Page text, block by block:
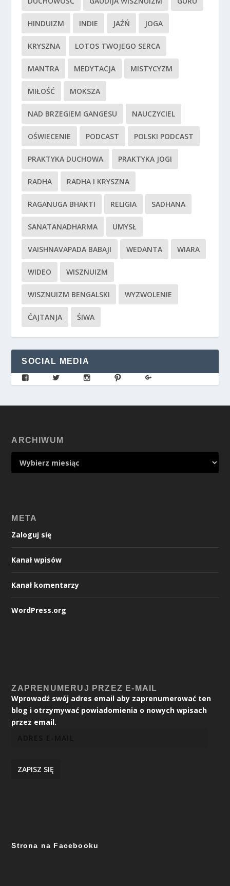
HINDUIZM INDIE JAŹŃ JOGA
KRYSZNA LOTOS TWOJEGO SERCA
MANTRA MEDYTACJA MISTYCYZM
MIŁOŚĆ MOKSZA
NAD BRZEGIEM GANGESU NAUCZYCIEL
OŚWIECENIE PODCAST POLSKI PODCAST
PRAKTYKA DUCHOWA PRAKTYKA JOGI
RADHA RADHA I KRYSZNA
RAGANUGA BHAKTI RELIGIA SADHANA
SANATANADHARMA UMYSŁ
VAISHNAVAPADA BABAJI WEDANTA WIARA
WIDEO WISZNUIZM
WISZNUIZM BENGALSKI WYZWOLENIE
ĆAJTANJA ŚIWA
SOCIAL MEDIA
ARCHIWUM
META
Zaloguj się
Kanał wpisów
Kanał komentarzy
WordPress.org
ZAPRENUMERUJ PRZEZ E-MAIL
Wprowadź swój adres email aby zaprenumerować ten
blog i otrzymywać powiadomienia o nowych wpisach
przez email.
ZAPISZ SIĘ
Strona na Facebooku